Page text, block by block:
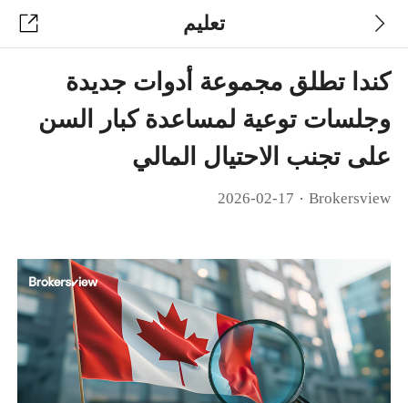
تعليم
كندا تطلق مجموعة أدوات جديدة
وجلسات توعية لمساعدة كبار السن
على تجنب الاحتيال المالي
Brokersview
·
2026-02-17